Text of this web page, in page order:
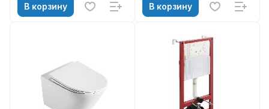
В корзину В корзину